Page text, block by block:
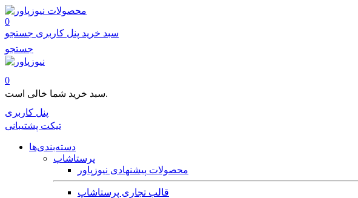
محصولات
0
سبد خرید پنل کاربری جستجو
جستجو
0
سبد خرید شما خالی است.
پنل کاربری
تیکت پشتیبانی
دسته‌بندی‌ها
پرستاشاپ
محصولات پیشنهادی نیوزپاور
قالب تجاری پرستاشاپ